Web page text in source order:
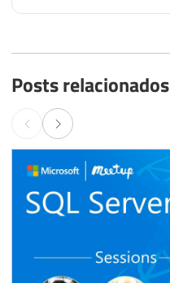
Posts relacionados